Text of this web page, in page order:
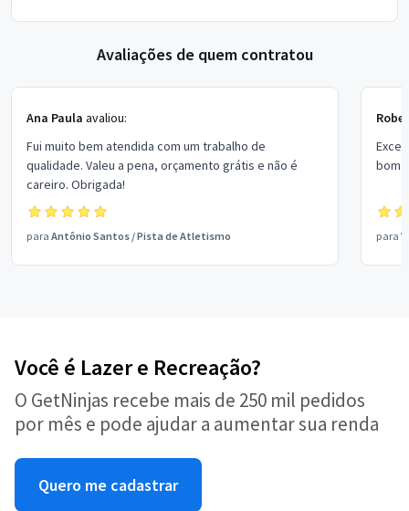
Avaliações de quem contratou
Ana Paula avaliou:
Fui muito bem atendida com um trabalho de
qualidade. Valeu a pena, orçamento grátis e não é
careiro. Obrigada!
para Antônio Santos /Pista de Atletismo
bom
para
Você é Lazer e Recreação?
O GetNinjas recebe mais de 250 mil pedidos
por mês e pode ajudar a aumentar sua renda
Quero me cadastrar